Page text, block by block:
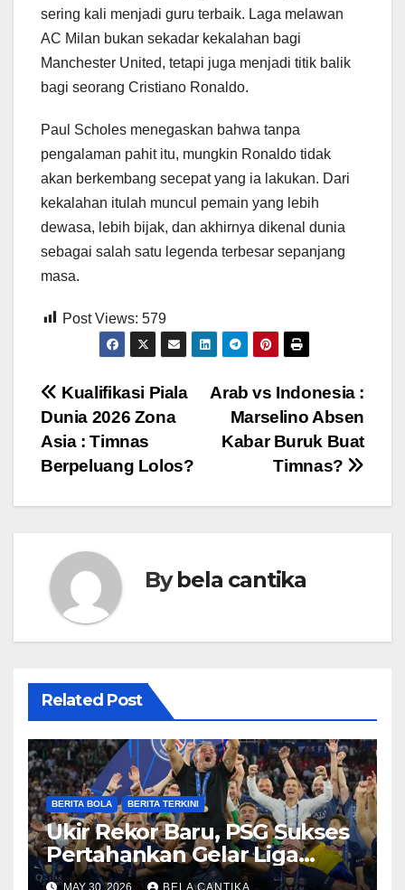
sering kali menjadi guru terbaik. Laga melawan
AC Milan bukan sekadar kekalahan bagi
Manchester United, tetapi juga menjadi titik balik
bagi seorang Cristiano Ronaldo.
Paul Scholes menegaskan bahwa tanpa
pengalaman pahit itu, mungkin Ronaldo tidak
akan berkembang secepat yang ia lakukan. Dari
kekalahan itulah muncul pemain yang lebih
dewasa, lebih bijak, dan akhirnya dikenal dunia
sebagai salah satu legenda terbesar sepanjang
masa.
Post Views: 579
Post
navigation
Arab vs Indonesia :
Marselino Absen
Kabar Buruk Buat
Timnas?
Kualifikasi Piala
Dunia 2026 Zona
Asia : Timnas
Berpeluang Lolos?
Bybela cantika
Related Post
BERITA BOLA BERITA TERKINI
Ukir Rekor Baru, PSG Sukses
Pertahankan Gelar Liga
Champions
MAY 30, 2026 BELA CANTIKA